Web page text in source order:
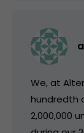
We, at
hundredth
2,000,000